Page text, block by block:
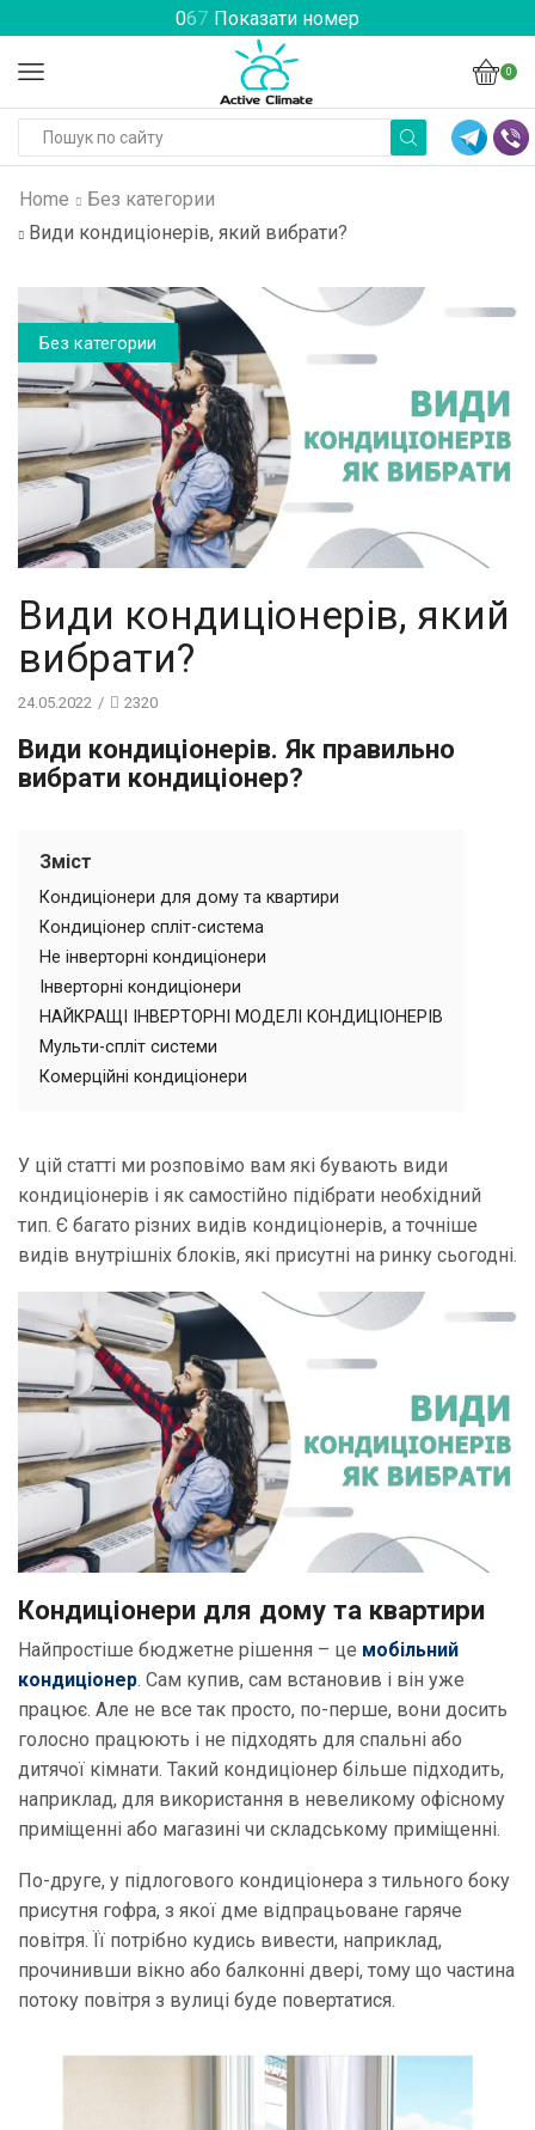
067 Показати номер
0
Home
Без категории
Види кондиціонерів, який вибрати?
Без категории
Види кондиціонерів, який
вибрати?
24.05.2022 / 2320
Види кондиціонерів. Як правильно
вибрати кондиціонер?
Зміст
Кондиціонери для дому та квартири
Кондиціонер спліт-система
Не інверторні кондиціонери
Інверторні кондиціонери
НАЙКРАЩІ ІНВЕРТОРНІ МОДЕЛІ КОНДИЦІОНЕРІВ
Мульти-спліт системи
Комерційні кондиціонери
У цій статті ми розповімо вам які бувають види
кондиціонерів і як самостійно підібрати необхідний
тип. Є багато різних видів кондиціонерів, а точніше
видів внутрішніх блоків, які присутні на ринку сьогодні.
Кондиціонери для дому та квартири
Найпростіше бюджетне рішення – це мобільний
кондиціонер. Сам купив, сам встановив і він уже
працює. Але не все так просто, по-перше, вони досить
голосно працюють і не підходять для спальні або
дитячої кімнати. Такий кондиціонер більше підходить,
наприклад, для використання в невеликому офісному
приміщенні або магазині чи складському приміщенні.
По-друге, у підлогового кондиціонера з тильного боку
присутня гофра, з якої дме відпрацьоване гаряче
повітря. Її потрібно кудись вивести, наприклад,
прочинивши вікно або балконні двері, тому що частина
потоку повітря з вулиці буде повертатися.